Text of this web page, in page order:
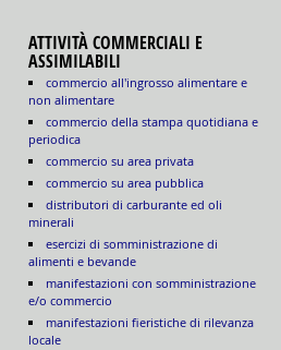
ATTIVITÀ COMMERCIALI E
ASSIMILABILI
commercio all'ingrosso alimentare e
non alimentare
commercio della stampa quotidiana e
periodica
commercio su area privata
commercio su area pubblica
distributori di carburante ed oli
minerali
esercizi di somministrazione di
alimenti e bevande
manifestazioni con somministrazione
e/o commercio
manifestazioni fieristiche di rilevanza
locale